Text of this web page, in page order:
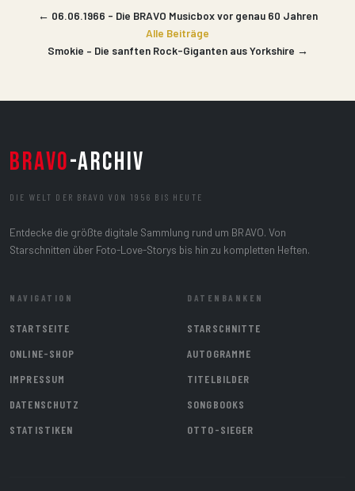
Durch den Klick wird eine Verbindung zu YouTube
Datenschutzerklärung § 10
← 06.06.1966 - Die BRAVO Musicbox vor genau 60 Jahren
Alle Beiträge
Smokie – Die sanften Rock-Giganten aus Yorkshire →
BRAVO-ARCHIV
DIE WELT DER BRAVO VON 1956 BIS HEUTE
Entdecke die größte digitale Sammlung rund um BRAVO. Von
Starschnitten über Foto-Love-Storys bis hin zu kompletten Heften.
NAVIGATION
STARTSEITE
ONLINE-SHOP
IMPRESSUM
DATENSCHUTZ
STATISTIKEN
DATENBANKEN
STARSCHNITTE
AUTOGRAMME
TITELBILDER
SONGBOOKS
OTTO-SIEGER